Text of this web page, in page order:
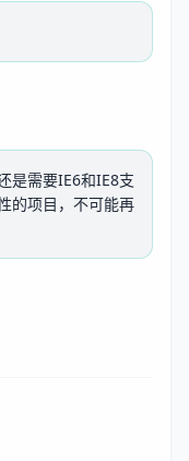
是需要IE6和IE8支
的项目，不可能再